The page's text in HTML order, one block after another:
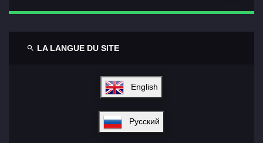
LA LANGUE DU SITE
English
Русский